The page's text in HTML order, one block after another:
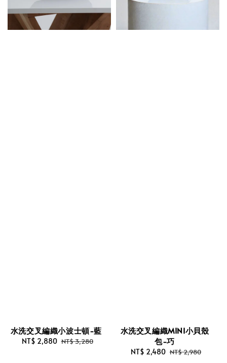
水洗交叉編織小波士頓-藍
Sale
NT$ 2,880 Regular
NT$ 3,280
水洗交叉編織MINI小貝殼
包-巧
Sale
NT$ 2,480 Regular
NT$ 2,980